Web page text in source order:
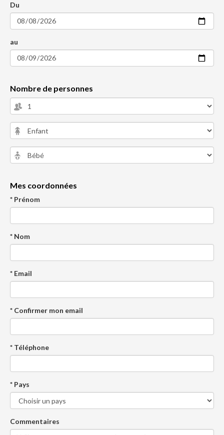
Du
au
Nombre de personnes
Mes coordonnées
* Prénom
* Nom
* Email
* Confirmer mon email
* Téléphone
* Pays
Commentaires